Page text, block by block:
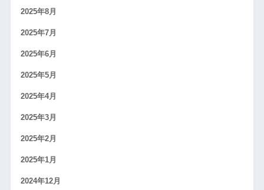
2025年8月
2025年7月
2025年6月
2025年5月
2025年4月
2025年3月
2025年2月
2025年1月
2024年12月